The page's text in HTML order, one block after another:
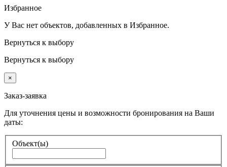
Избранное
У Вас нет объектов, добавленных в Избранное.
Вернуться к выбору
Вернуться к выбору
×
Заказ-заявка
Для уточнения цены и возможности бронирования на Ваши
даты:
Объект(ы)